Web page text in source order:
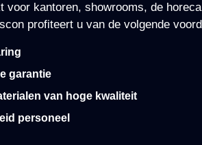
voor kantoren, showrooms, de
profiteert u van de volgende
garantie
van hoge kwaliteit
personeel